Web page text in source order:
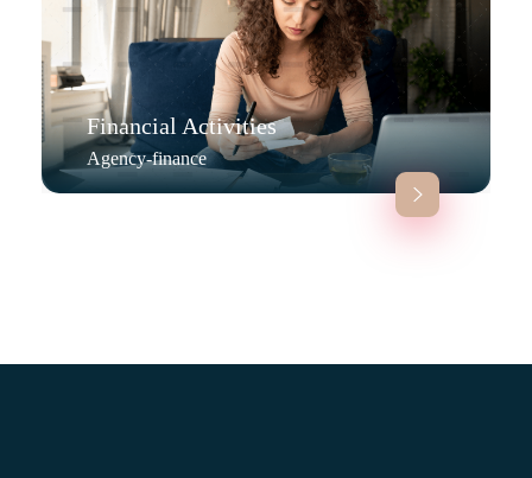
Financial Activities
Agency-finance